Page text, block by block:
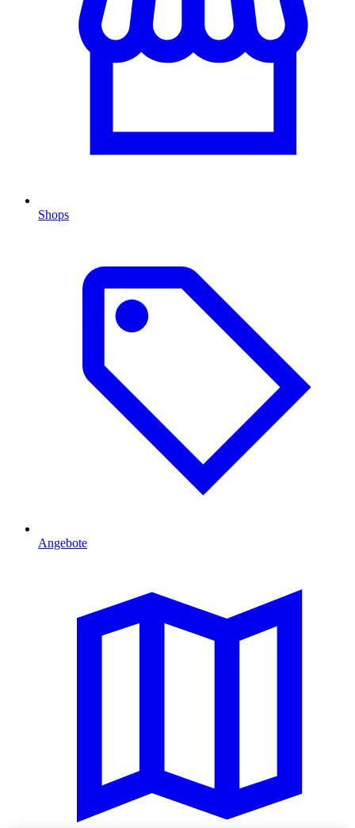
Shops
Angebote